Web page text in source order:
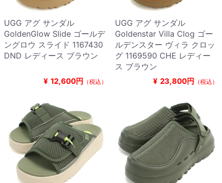
UGG アグ サンダル
GoldenGlow Slide ゴールデ
ングロウ スライド 1167430
DND レディース ブラウン
¥ 12,600円 （税込）
UGG アグ サンダル
Goldenstar Villa Clog ゴー
ルデンスター ヴィラ クロッ
グ 1169590 CHE レディー
ス ブラウン
¥ 23,800円 （税込）